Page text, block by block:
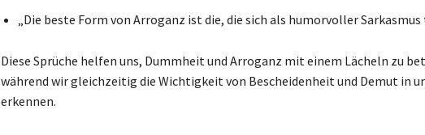
„Die beste Form von Arroganz ist die, die sich als humorvoller
Diese Sprüche helfen uns, Dummheit und Arroganz mit einem Lächeln zu
während wir gleichzeitig die Wichtigkeit von Bescheidenheit und Demut in
erkennen.